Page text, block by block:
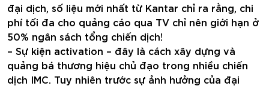
đại dịch, số liệu mới nhất từ Kantar chỉ ra rằng, chi
phí tối đa cho quảng cáo qua TV chỉ nên giới hạn ở
50% ngân sách tổng chiến dịch!
– Sự kiện activation – đây là cách xây dựng và
quảng bá thương hiệu chủ đạo trong nhiều chiến
dịch IMC. Tuy nhiên trước sự ảnh hưởng của đại